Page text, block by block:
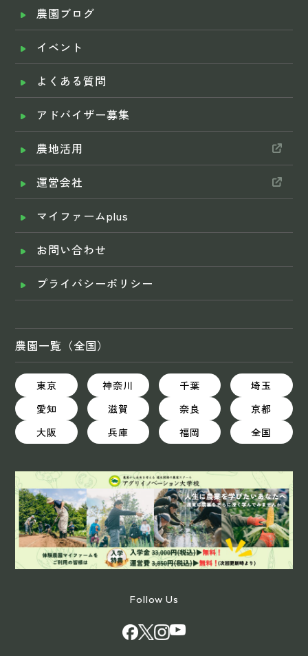
農園ブログ
イベント
よくある質問
アドバイザー募集
農地活用
運営会社
マイファームplus
お問い合わせ
プライバシーポリシー
農園一覧（全国）
東京 神奈川 千葉
埼玉
愛知
滋賀 奈良
京都
大阪
兵庫 福岡 全国
Follow Us